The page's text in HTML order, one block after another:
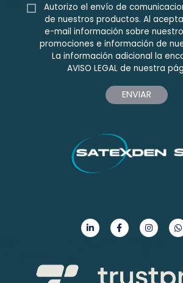
Autorizo el envío de
de nuestros productos. Al
e-mail información sobre
promociones e información de
La información adicional la
AVISO LEGAL de nuestra
ENVIAR